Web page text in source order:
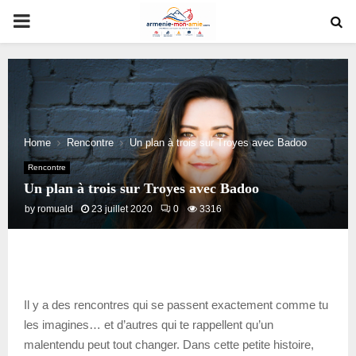
PRIMARY
MENU
Home Rencontre Un plan à trois sur Troyes avec Badoo
Rencontre
Un plan à trois sur Troyes avec Badoo
by romuald 23 juillet 2020 0 3316
Il y a des rencontres qui se passent exactement comme tu
les imagines… et d’autres qui te rappellent qu’un
malentendu peut tout changer. Dans cette petite histoire,